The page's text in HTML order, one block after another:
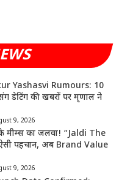
Yashasvi Rumours: 10
संग डेटिंग की खबरों पर मृणाल ने
9, 2026
मीम्स का जलवा! “Jaldi The
पहचान, अब Brand Value
9, 2026